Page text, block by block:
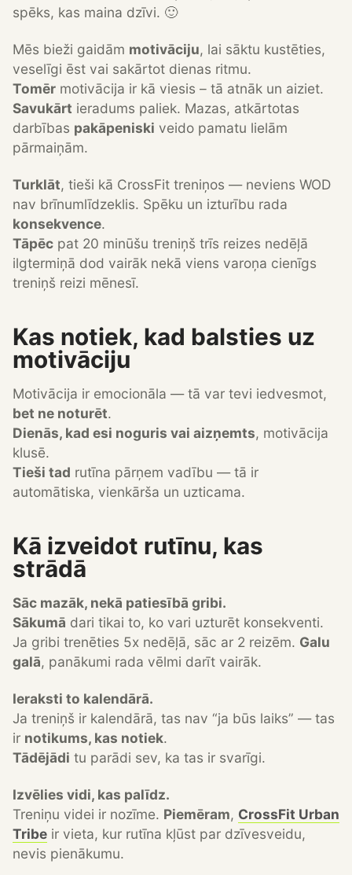
spēks, kas maina dzīvi. 🙂
Mēs bieži gaidām motivāciju, lai sāktu kustēties,
veselīgi ēst vai sakārtot dienas ritmu.
Tomēr motivācija ir kā viesis – tā atnāk un aiziet.
Savukārt ieradums paliek. Mazas, atkārtotas
darbības pakāpeniski veido pamatu lielām
pārmaiņām.
Turklāt, tieši kā CrossFit treniņos — neviens WOD
nav brīnumlīdzeklis. Spēku un izturību rada
konsekvence.
Tāpēc pat 20 minūšu treniņš trīs reizes nedēļā
ilgtermiņā dod vairāk nekā viens varoņa cienīgs
treniņš reizi mēnesī.
Kas notiek, kad balsties uz
motivāciju
Motivācija ir emocionāla — tā var tevi iedvesmot,
bet ne noturēt.
Dienās, kad esi noguris vai aizņemts, motivācija
klusē.
Tieši tad rutīna pārņem vadību — tā ir
automātiska, vienkārša un uzticama.
Kā izveidot rutīnu, kas
strādā
Sāc mazāk, nekā patiesībā gribi.
Sākumā dari tikai to, ko vari uzturēt konsekventi.
Ja gribi trenēties 5x nedēļā, sāc ar 2 reizēm. Galu
galā, panākumi rada vēlmi darīt vairāk.
Ieraksti to kalendārā.
Ja treniņš ir kalendārā, tas nav “ja būs laiks” — tas
ir notikums, kas notiek.
Tādējādi tu parādi sev, ka tas ir svarīgi.
Izvēlies vidi, kas palīdz.
Treniņu videi ir nozīme. Piemēram, CrossFit Urban
Tribe ir vieta, kur rutīna kļūst par dzīvesveidu,
nevis pienākumu.